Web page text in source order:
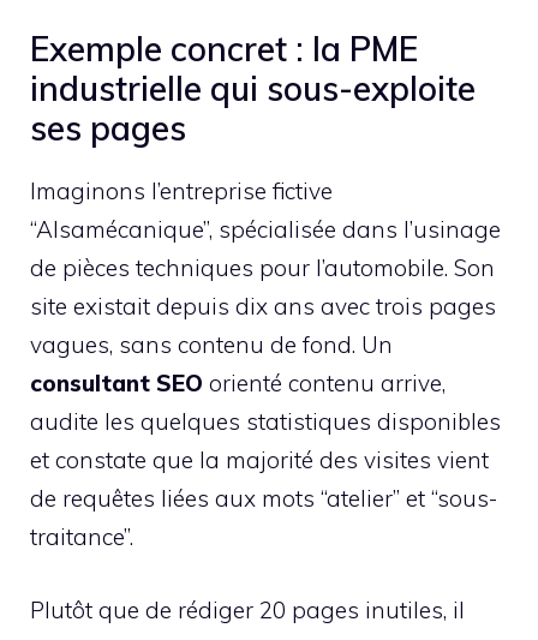
Exemple concret : la PME
industrielle qui sous-exploite
ses pages
Imaginons l’entreprise fictive
“Alsamécanique”, spécialisée dans l’usinage
de pièces techniques pour l’automobile. Son
site existait depuis dix ans avec trois pages
vagues, sans contenu de fond. Un
consultant SEO orienté contenu arrive,
audite les quelques statistiques disponibles
et constate que la majorité des visites vient
de requêtes liées aux mots “atelier” et “sous-
traitance”.
Plutôt que de rédiger 20 pages inutiles, il